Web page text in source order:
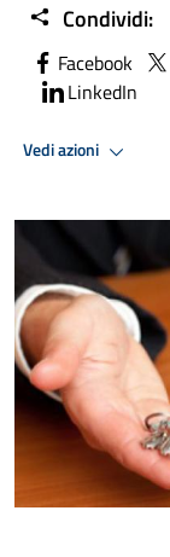
Condividi:
Facebook
LinkedIn
Vedi azioni